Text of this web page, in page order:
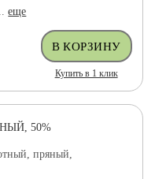
еще
Купить в 1 клик
50%
пряный,